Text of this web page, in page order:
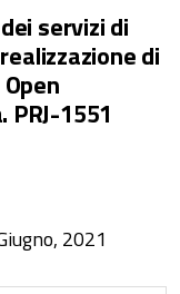
servizi di
di
PRJ-1551
2021